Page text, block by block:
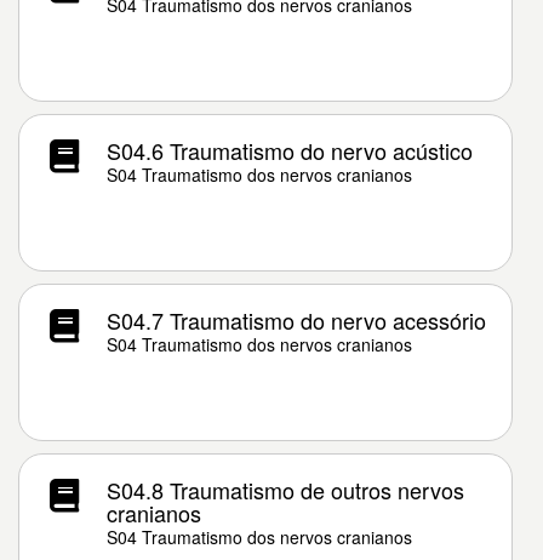
S04 Traumatismo dos nervos cranianos
S04.6 Traumatismo do nervo acústico
S04 Traumatismo dos nervos cranianos
S04.7 Traumatismo do nervo acessório
S04 Traumatismo dos nervos cranianos
S04.8 Traumatismo de outros nervos
cranianos
S04 Traumatismo dos nervos cranianos